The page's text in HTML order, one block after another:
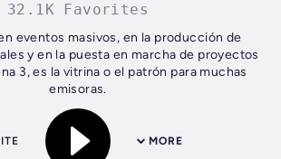
32.1K Favorites
eventos masivos, en la producción de
y en la puesta en marcha de proyectos
3, es la vitrina o el patrón para muchas
emisoras.
MORE